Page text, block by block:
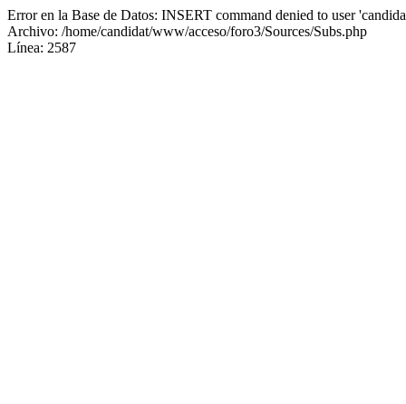
Error en la Base de Datos: INSERT command denied to user
Archivo: /home/candidat/www/acceso/foro3/Sources/Subs.php
Línea: 2587